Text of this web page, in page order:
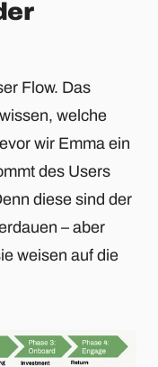
Flow. Das
welche
wir Emma ein
des Users
diese sind der
– aber
weisen auf die